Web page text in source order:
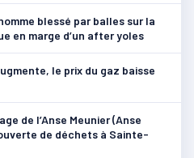
blessé par balles sur la
en marge d’un after yoles
le prix du gaz baisse
de l’Anse Meunier (Anse
de déchets à Sainte-